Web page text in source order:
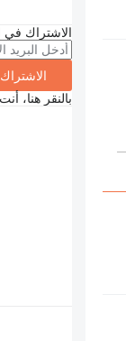
الاشتراك
الاشتراك
بالنقر هنا،